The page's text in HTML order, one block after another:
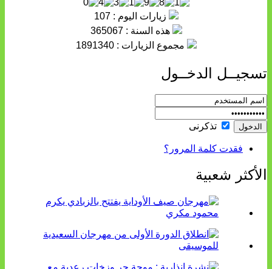
زيارات اليوم : 107
هذه السنة : 365067
مجموع الزيارات : 1891340
تسجيــل الدخــول
تذكرنى
فقدت كلمة المرور؟
الأكثر شعبية